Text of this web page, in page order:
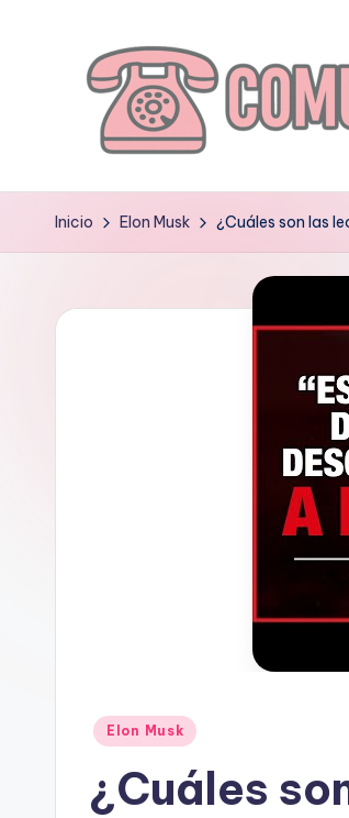
C
O
U
Inicio Elon Musk ¿Cuáles son las
Publicado
Elon Musk
¿Cuáles